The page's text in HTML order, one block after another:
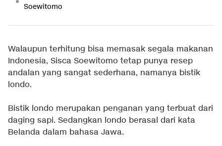
Soewitomo
Walaupun terhitung bisa memasak segala makanan
Indonesia, Sisca Soewitomo tetap punya resep
andalan yang sangat sederhana, namanya bistik
londo.
Bistik londo merupakan penganan yang terbuat dari
daging sapi. Sedangkan londo berasal dari kata
Belanda dalam bahasa Jawa.